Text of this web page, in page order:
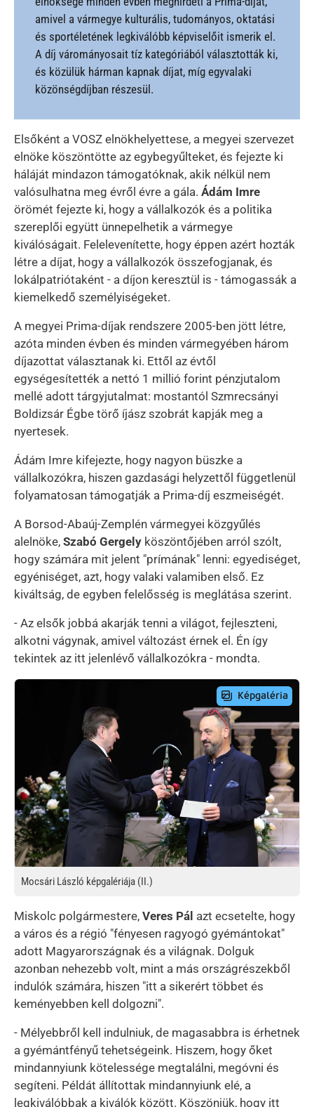
amivel a vármegye kulturális, tudományos, oktatási
és sportéletének legkiválóbb képviselőit ismerik el.
A díj várományosait tíz kategóriából választották ki,
és közülük hárman kapnak díjat, míg egyvalaki
közönségdíjban részesül.
Elsőként a VOSZ elnökhelyettese, a megyei szervezet
elnöke köszöntötte az egybegyűlteket, és fejezte ki
háláját mindazon támogatóknak, akik nélkül nem
valósulhatna meg évről évre a gála. Ádám Imre
örömét fejezte ki, hogy a vállalkozók és a politika
szereplői együtt ünnepelhetik a vármegye
kiválóságait. Felelevenítette, hogy éppen azért hozták
létre a díjat, hogy a vállalkozók összefogjanak, és
lokálpatriótaként - a díjon keresztül is - támogassák a
kiemelkedő személyiségeket.
A megyei Prima-díjak rendszere 2005-ben jött létre,
azóta minden évben és minden vármegyében három
díjazottat választanak ki. Ettől az évtől
egységesítették a nettó 1 millió forint pénzjutalom
mellé adott tárgyjutalmat: mostantól Szmrecsányi
Boldizsár Égbe törő íjász szobrát kapják meg a
nyertesek.
Ádám Imre kifejezte, hogy nagyon büszke a
vállalkozókra, hiszen gazdasági helyzettől függetlenül
folyamatosan támogatják a Prima-díj eszmeiségét.
A Borsod-Abaúj-Zemplén vármegyei közgyűlés
alelnöke, Szabó Gergely köszöntőjében arról szólt,
hogy számára mit jelent "prímának" lenni: egyediséget,
egyéniséget, azt, hogy valaki valamiben első. Ez
kiváltság, de egyben felelősség is meglátása szerint.
- Az elsők jobbá akarják tenni a világot, fejleszteni,
alkotni vágynak, amivel változást érnek el. Én így
tekintek az itt jelenlévő vállalkozókra - mondta.
Preview Image
Mocsári László képgalériája (II.)
Miskolc polgármestere, Veres Pál azt ecsetelte, hogy
a város és a régió "fényesen ragyogó gyémántokat"
adott Magyarországnak és a világnak. Dolguk
azonban nehezebb volt, mint a más országrészekből
indulók számára, hiszen "itt a sikerért többet és
keményebben kell dolgozni".
- Mélyebbről kell indulniuk, de magasabbra is érhetnek
a gyémántfényű tehetségeink. Hiszem, hogy őket
mindannyiunk kötelessége megtalálni, megóvni és
segíteni. Példát állítottak mindannyiunk elé, a
legkiválóbbak a kiválók között. Köszönjük, hogy itt